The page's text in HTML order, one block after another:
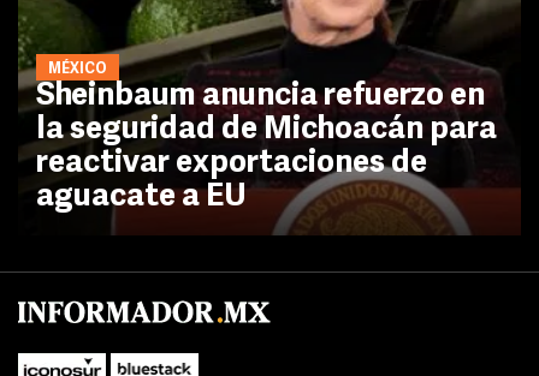
MÉXICO
Sheinbaum anuncia refuerzo en
la seguridad de Michoacán para
reactivar exportaciones de
aguacate a EU